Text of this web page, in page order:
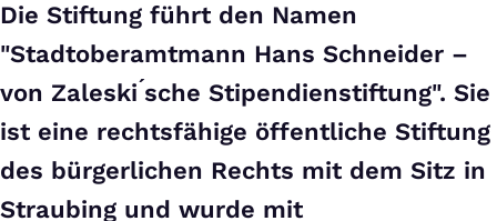
Die Stiftung führt den Namen
"Stadtoberamtmann Hans Schneider –
von Zaleski ́sche Stipendienstiftung". Sie
ist eine rechtsfähige öffentliche Stiftung
des bürgerlichen Rechts mit dem Sitz in
Straubing und wurde mit